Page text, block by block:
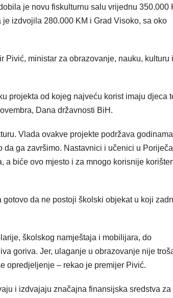
je novu fiskulturnu salu vrijednu 350.000
izdvojila 280.000 KM i Grad Visoko, sa oko
Pivić, ministar za obrazovanje, nauku, kulturu i
projekta od kojeg najveću korist imaju djeca
Dana državnosti BiH.
Vlada ovakve projekte podržava
ga završimo. Nastavnici i učenici u
a biće ovo mjesto i za mnogo korisnije
da ne postoji školski objekat u koji
školskog namještaja i mobilijara, do
goriva. Jer, ulaganje u obrazovanje nije
opredjeljenje – rekao je premijer Pivić.
i izdvajaju značajna finansijska sredstva za